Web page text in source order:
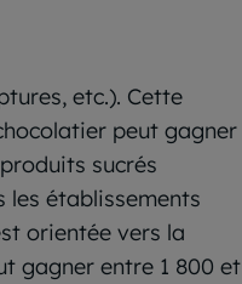
etc.). Cette
peut gagner
sucrés
les établissements
orientée vers la
gagner entre 1 800 et